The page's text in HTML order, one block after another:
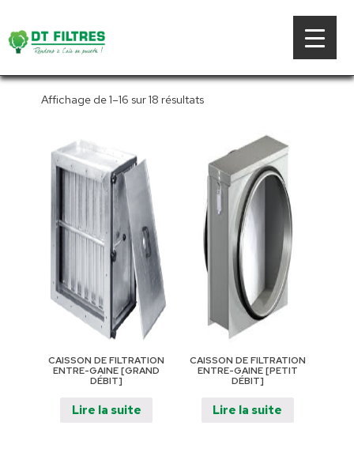
Posté5 octobre 2020
Affichage de 1–16 sur 18 résultats
CAISSON DE FILTRATION
ENTRE-GAINE [GRAND
DÉBIT]
Lire la suite
CAISSON DE FILTRATION
ENTRE-GAINE [PETIT
DÉBIT]
Lire la suite